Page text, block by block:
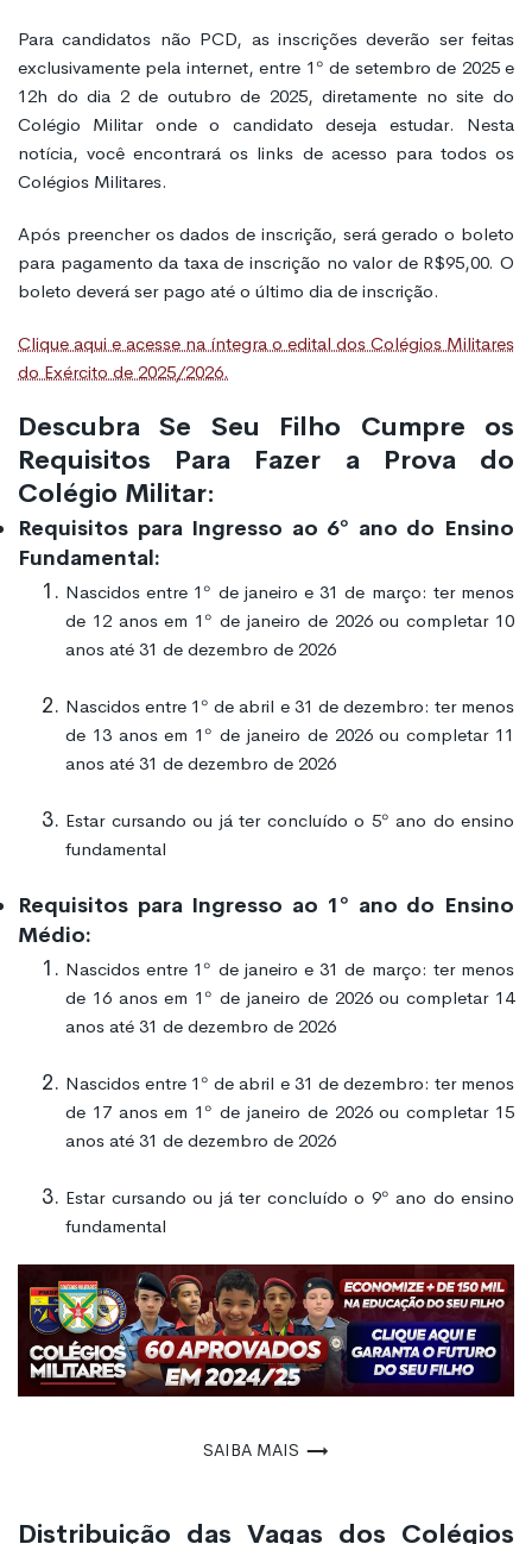
Para candidatos não PCD, as inscrições deverão ser feitas
exclusivamente pela internet, entre 1º de setembro de 2025 e
12h do dia 2 de outubro de 2025, diretamente no site do
Colégio Militar onde o candidato deseja estudar. Nesta
notícia, você encontrará os links de acesso para todos os
Colégios Militares.
Após preencher os dados de inscrição, será gerado o boleto
para pagamento da taxa de inscrição no valor de R$95,00. O
boleto deverá ser pago até o último dia de inscrição.
Clique aqui e acesse na íntegra o edital dos Colégios Militares
do Exército de 2025/2026.
Descubra Se Seu Filho Cumpre os
Requisitos Para Fazer a Prova do
Colégio Militar:
Requisitos para Ingresso ao 6º ano do Ensino
Fundamental:
Nascidos entre 1º de janeiro e 31 de março: ter menos
de 12 anos em 1º de janeiro de 2026 ou completar 10
anos até 31 de dezembro de 2026
Nascidos entre 1º de abril e 31 de dezembro: ter menos
de 13 anos em 1º de janeiro de 2026 ou completar 11
anos até 31 de dezembro de 2026
Estar cursando ou já ter concluído o 5º ano do ensino
fundamental
Requisitos para Ingresso ao 1º ano do Ensino
Médio:
Nascidos entre 1º de janeiro e 31 de março: ter menos
de 16 anos em 1º de janeiro de 2026 ou completar 14
anos até 31 de dezembro de 2026
Nascidos entre 1º de abril e 31 de dezembro: ter menos
de 17 anos em 1º de janeiro de 2026 ou completar 15
anos até 31 de dezembro de 2026
Estar cursando ou já ter concluído o 9º ano do ensino
fundamental
Saiba mais
Distribuição das Vagas dos Colégios